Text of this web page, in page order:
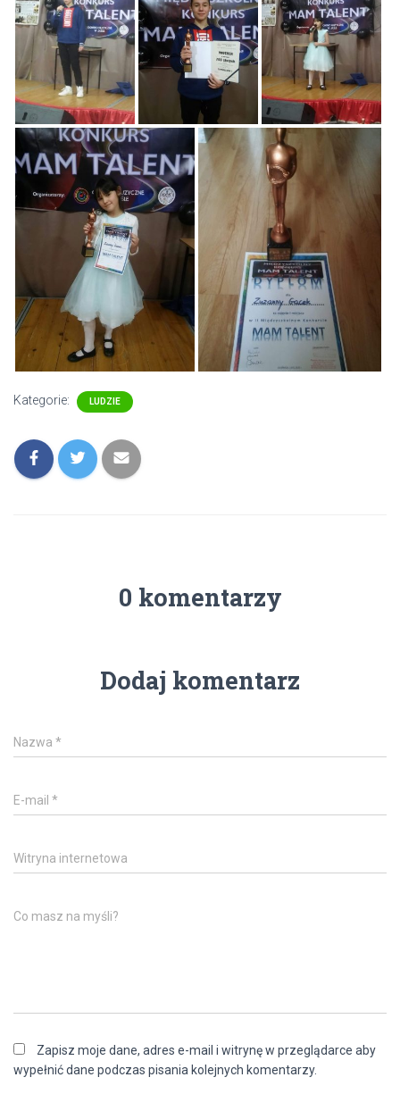
Kategorie: LUDZIE
0 komentarzy
Dodaj komentarz
Nazwa *
E-mail *
Witryna internetowa
Co masz na myśli?
Zapisz moje dane, adres e-mail i witrynę w przeglądarce aby
wypełnić dane podczas pisania kolejnych komentarzy.